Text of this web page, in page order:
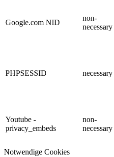
Google.com NID
non-
necessary
PHPSESSID necessary
Youtube -
privacy_embeds
non-
necessary
Notwendige Cookies